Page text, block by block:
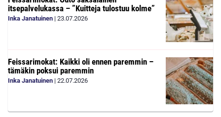
itsepalvelukassa – ”Kuitteja tulostuu kolme”
Inka Janatuinen | 23.07.2026
Feissarimokat: Kaikki oli ennen paremmin –
tämäkin poksui paremmin
Inka Janatuinen | 22.07.2026